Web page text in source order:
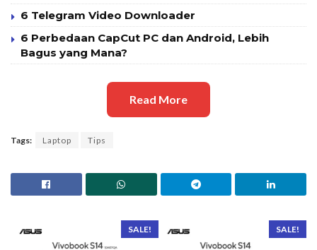
6 Telegram Video Downloader
6 Perbedaan CapCut PC dan Android, Lebih
Bagus yang Mana?
Read More
Tags: Laptop Tips
SALE! SALE!